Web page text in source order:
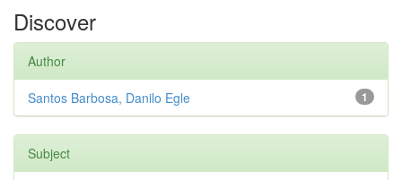
Discover
Author
1
Santos Barbosa, Danilo Egle
Subject